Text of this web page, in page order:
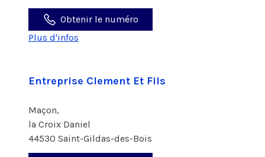
Obtenir le numéro
Plus d'infos
Entreprise Clement Et Fils
Maçon,
la Croix Daniel
44530 Saint-Gildas-des-Bois